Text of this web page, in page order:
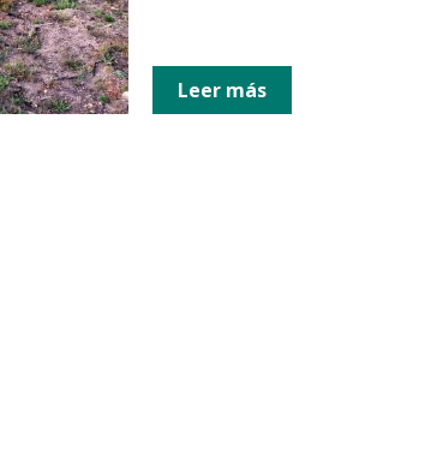
Leer más